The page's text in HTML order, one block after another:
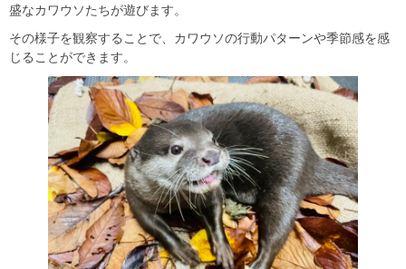
盛なカワウソたちが遊びます。
その様子を観察することで、カワウソの行動パターンや季節感を感
じることができます。